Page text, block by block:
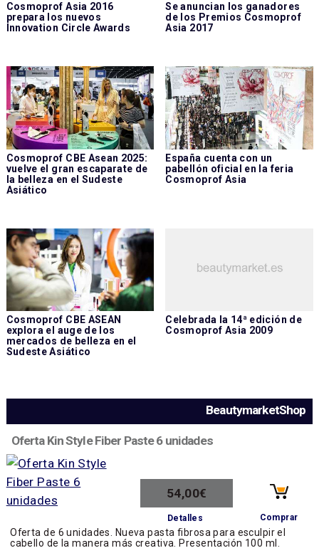
Cosmoprof Asia 2016
prepara los nuevos
Innovation Circle Awards
Se anuncian los ganadores
de los Premios Cosmoprof
Asia 2017
Cosmoprof CBE Asean 2025:
vuelve el gran escaparate de
la belleza en el Sudeste
Asiático
España cuenta con un
pabellón oficial en la feria
Cosmoprof Asia
Cosmoprof CBE ASEAN
explora el auge de los
mercados de belleza en el
Sudeste Asiático
Celebrada la 14ª edición de
Cosmoprof Asia 2009
BeautymarketShop
Oferta Kin Style Fiber Paste 6 unidades
54,00€
Detalles Comprar
Oferta de 6 unidades. Nueva pasta fibrosa para esculpir el
cabello de la manera más creativa. Presentación 100 ml.